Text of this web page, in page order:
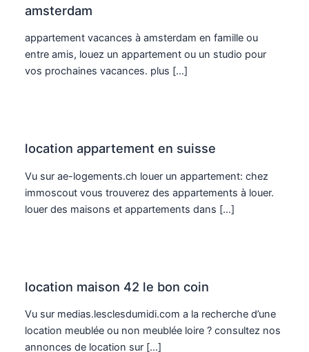
amsterdam
appartement vacances à amsterdam en famille ou
entre amis, louez un appartement ou un studio pour
vos prochaines vacances. plus […]
location appartement en suisse
Vu sur ae-logements.ch louer un appartement: chez
immoscout vous trouverez des appartements à louer.
louer des maisons et appartements dans […]
location maison 42 le bon coin
Vu sur medias.lesclesdumidi.com a la recherche d’une
location meublée ou non meublée loire ? consultez nos
annonces de location sur […]